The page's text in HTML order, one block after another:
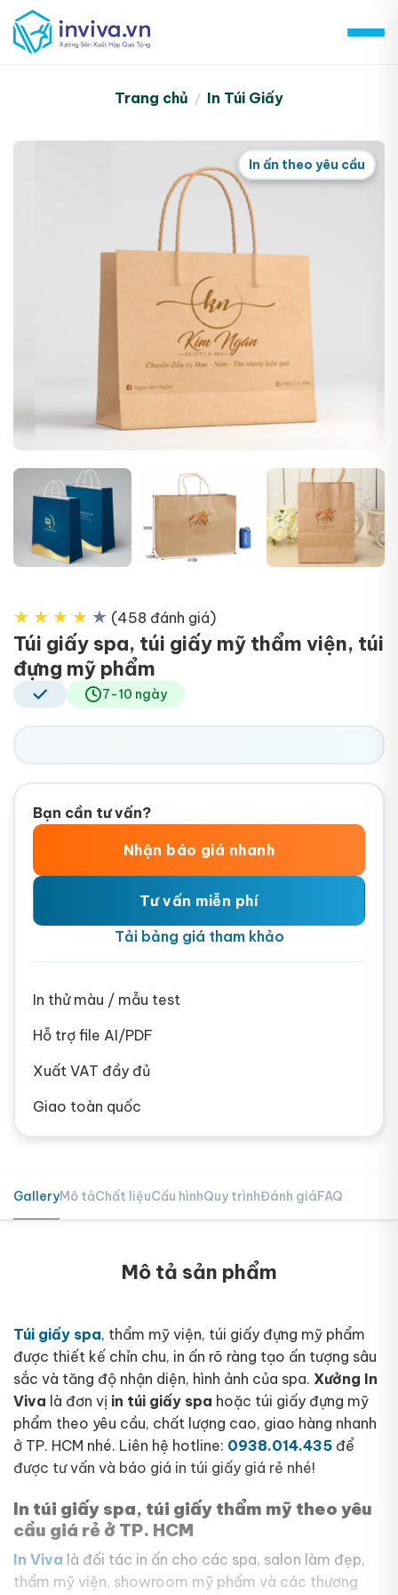
Skip
to
content
Trang chủ / In Túi Giấy
In ấn theo yêu cầu
★ ★ ★ ★ ★ (458 đánh giá)
Túi giấy spa, túi giấy mỹ thẩm viện, túi
đựng mỹ phẩm
7-10 ngày
Bạn cần tư vấn?
Nhận báo giá nhanh
Tư vấn miễn phí
Tải bảng giá tham khảo
In thử màu / mẫu test
Hỗ trợ file AI/PDF
Xuất VAT đầy đủ
Giao toàn quốc
GalleryMô tảChất liệuCấu hìnhQuy trìnhĐánh giáFAQ
Mô tả sản phẩm
Túi giấy spa, thẩm mỹ viện, túi giấy đựng mỹ phẩm
được thiết kế chỉn chu, in ấn rõ ràng tạo ấn tượng sâu
sắc và tăng độ nhận diện, hình ảnh của spa. Xưởng In
Viva là đơn vị in túi giấy spa hoặc túi giấy đựng mỹ
phẩm theo yêu cầu, chất lượng cao, giao hàng nhanh
ở TP. HCM nhé. Liên hệ hotline: 0938.014.435 để
được tư vấn và báo giá in túi giấy giá rẻ nhé!
In túi giấy spa, túi giấy thẩm mỹ theo yêu
cầu giá rẻ ở TP. HCM
In Viva là đối tác in ấn cho các spa, salon làm đẹp,
thẩm mỹ viện, showroom mỹ phẩm và các thương